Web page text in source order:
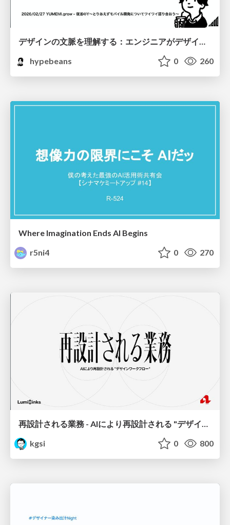
デザインの文脈を理解する：エンジニアがデザインカンファレンスに参加して得た学びと気づき
hypebeans
0 260
Where Imagination Ends AI Begins
r5ni4
0 270
再設計される業務 - AIにより再設計される "デザインワークフロー" / AI Ops Lab #2 Redesigned orkflows
kgsi
0 800